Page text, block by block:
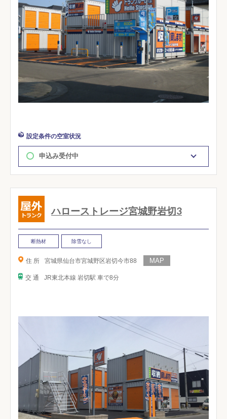
設定条件の空室状況
申込み受付中
ハローストレージ宮城野岩切3
断熱材 除雪なし
住 所 宮城県仙台市宮城野区岩切今市88
交 通 JR東北本線 岩切駅 車で8分